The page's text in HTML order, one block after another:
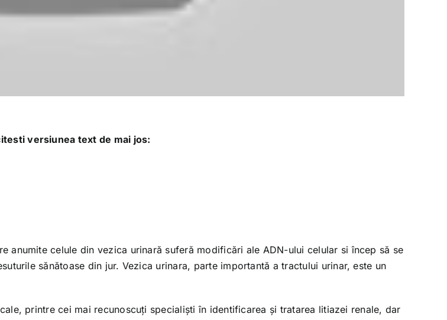
versiunea text de mai jos:
anumite celule din vezica urinară suferă modificări ale ADN-ului celular si încep să se
sănătoase din jur. Vezica urinara, parte importantă a tractului urinar, este un
printre cei mai recunoscuţi specialişti în identificarea şi tratarea litiazei renale, dar